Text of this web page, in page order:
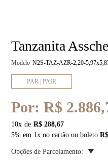
Tanzanita
Modelo N2S-TAZ-AZR-2,20-
PAR | PAIR
Por:R$
10x
R$ 288,67
5% em 1x no cartão ou boleto
Opções de Parcelamento: